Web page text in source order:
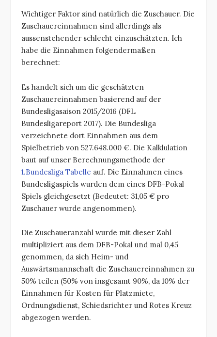
Wichtiger Faktor sind natürlich die Zuschauer. Die
Zuschauereinnahmen sind allerdings als
aussenstehender schlecht einzuschätzten. Ich
habe die Einnahmen folgendermaßen
berechnet:
Es handelt sich um die geschätzten
Zuschauereinnahmen basierend auf der
Bundesligasaison 2015/2016 (DFL
Bundesligareport 2017). Die Bundesliga
verzeichnete dort Einnahmen aus dem
Spielbetrieb von 527.648.000 €. Die Kalklulation
baut auf unser Berechnungsmethode der
1.Bundesliga Tabelle auf. Die Einnahmen eines
Bundesligaspiels wurden dem eines DFB-Pokal
Spiels gleichgesetzt (Bedeutet: 31,05 € pro
Zuschauer wurde angenommen).
Die Zuschaueranzahl wurde mit dieser Zahl
multipliziert aus dem DFB-Pokal und mal 0,45
genommen, da sich Heim- und
Auswärtsmannschaft die Zuschauereinnahmen zu
50% teilen (50% von insgesamt 90%, da 10% der
Einnahmen für Kosten für Platzmiete,
Ordnungsdienst, Schiedsrichter und Rotes Kreuz
abgezogen werden.